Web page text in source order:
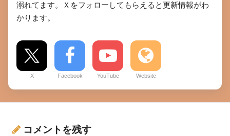
溺れてます。Ｘをフォローしてもらえると更新情報がわ
かります。
X Facebook YouTube Website
コメントを残す